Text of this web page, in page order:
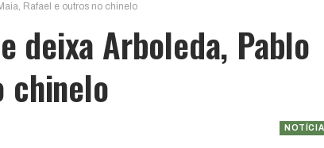
Rafael e outros no chinelo
deixa Arboleda, Pablo
chinelo